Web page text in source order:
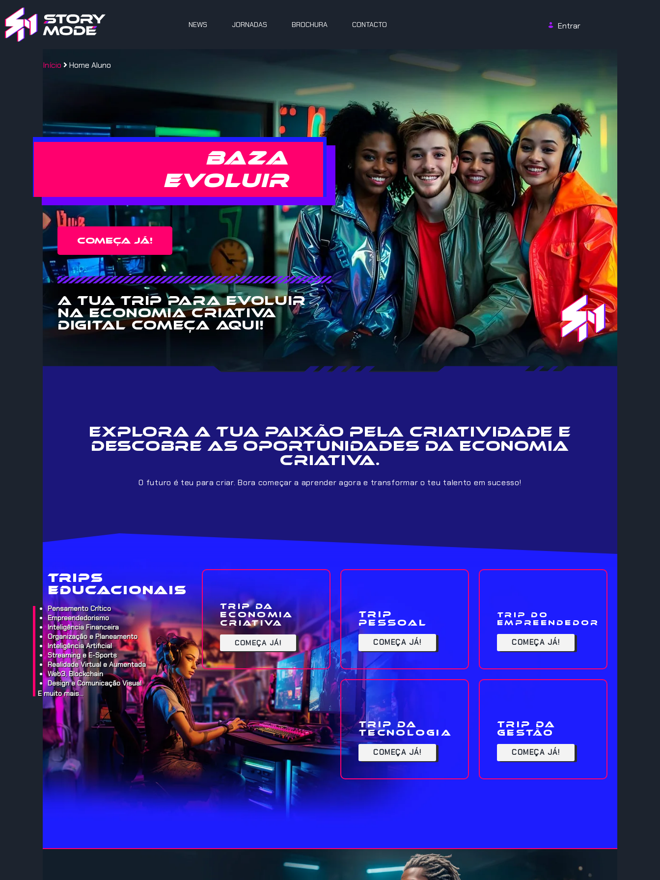
NEWS JORNADAS BROCHURA CONTACTO Entrar
Início Home Aluno
Baza
evoluir
COMEÇA JÁ!
A tua trip para evoluir
na Economia Criativa
Digital começa aqui!
Explora a tua paixão pela criatividade e
descobre as oportunidades da economia
criativa.
O futuro é teu para criar. Bora começar a aprender agora e transformar o teu talento em sucesso!
Trips
Educacionais
Pensamento Crítico
Empreendedorismo
Inteligência Financeira
Organização e Planeamento
Inteligência Artificial
Streaming e E-Sports
Realidade Virtual e Aumentada
Web3, Blockchain
Design e Comunicação Visual
E muito mais…
Trip da
Economia
Criativa
COMEÇA JÁ!
Trip
Pessoal
COMEÇA JÁ!
Trip do
Empreendedor
COMEÇA JÁ!
Trip da
Tecnologia
COMEÇA JÁ!
Trip da
Gestão
COMEÇA JÁ!